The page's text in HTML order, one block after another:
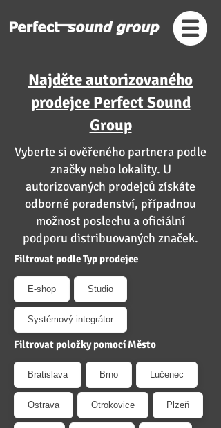
Najděte autorizovaného
prodejce Perfect Sound
Group
Vyberte si ověřeného partnera podle
značky nebo lokality. U
autorizovaných prodejců získáte
odborné poradenství, případnou
možnost poslechu a oficiální
podporu distribuovaných značek.
Filtrovat podle Typ prodejce
E-shop Studio
Systémový integrátor
Filtrovat položky pomocí Město
Bratislava Brno Lučenec
Ostrava Otrokovice Plzeň